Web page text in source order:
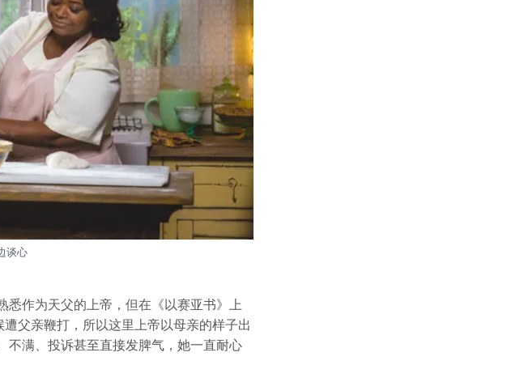
谈心
悉作为天父的上帝，但在《以赛亚书》上
父亲鞭打，所以这里上帝以母亲的样子出
不满、投诉甚至直接发脾气，她一直耐心